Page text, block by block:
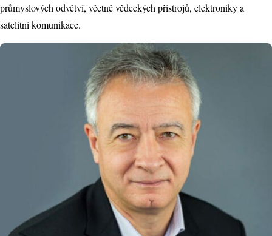
průmyslových odvětví, včetně vědeckých přístrojů, elektroniky a
satelitní komunikace.